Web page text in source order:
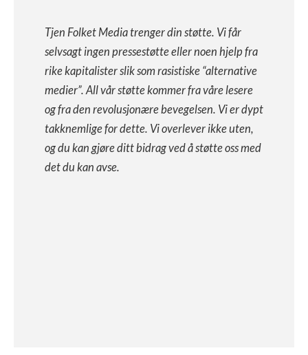
Tjen Folket Media trenger din støtte. Vi får
selvsagt ingen pressestøtte eller noen hjelp fra
rike kapitalister slik som rasistiske “alternative
medier”. All vår støtte kommer fra våre lesere
og fra den revolusjonære bevegelsen. Vi er dypt
takknemlige for dette. Vi overlever ikke uten,
og du kan gjøre ditt bidrag ved å støtte oss med
det du kan avse.